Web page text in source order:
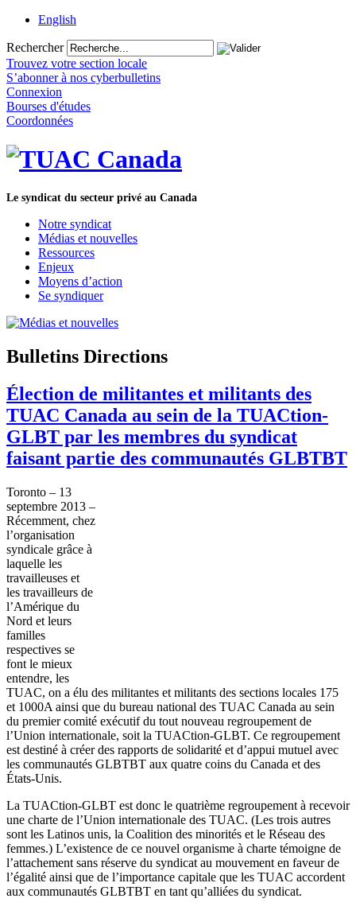
English
Rechercher
Trouvez votre section locale
S’abonner à nos cyberbulletins
Connexion
Bourses d'études
Coordonnées
Le syndicat du secteur privé au Canada
Notre syndicat
Médias et nouvelles
Ressources
Enjeux
Moyens d’action
Se syndiquer
Bulletins Directions
Élection de militantes et militants des
TUAC Canada au sein de la TUACtion-
GLBT par les membres du syndicat
faisant partie des communautés GLBTBT
Toronto – 13
septembre 2013 –
Récemment, chez
l’organisation
syndicale grâce à
laquelle les
travailleuses et
les travailleurs de
l’Amérique du
Nord et leurs
familles
respectives se
font le mieux
entendre, les
TUAC, on a élu des militantes et militants des sections locales 175
et 1000A ainsi que du bureau national des TUAC Canada au sein
du premiercomité exécutifdu tout nouveau regroupement de
l’Union internationale, soit la TUACtion-GLBT. Ce regroupement
est destiné à créerdes rapports de solidarité et d’appui mutuel avec
les communautés GLBTBT aux quatre coins du Canada et des
États-Unis.
La TUACtion-GLBT est donc le quatrième regroupement à recevoir
une charte de l’Union internationale des TUAC. (Les trois autres
sont les Latinos unis, la Coalition des minorités et le Réseau des
femmes.) L’existence de ce nouvel organisme à charte témoigne de
l’attachement sans réserve du syndicat au mouvement en faveurde
l’égalité ainsi que de l’importance capitale que les TUAC accordent
aux communautés GLBTBT en tant qu’alliées du syndicat.